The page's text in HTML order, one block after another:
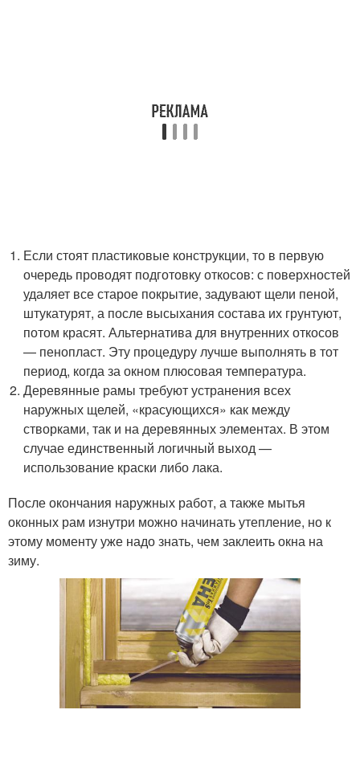
Если стоят пластиковые конструкции, то в первую
очередь проводят подготовку откосов: с поверхностей
удаляет все старое покрытие, задувают щели пеной,
штукатурят, а после высыхания состава их грунтуют,
потом красят. Альтернатива для внутренних откосов
— пенопласт. Эту процедуру лучше выполнять в тот
период, когда за окном плюсовая температура.
Деревянные рамы требуют устранения всех
наружных щелей, «красующихся» как между
створками, так и на деревянных элементах. В этом
случае единственный логичный выход —
использование краски либо лака.
После окончания наружных работ, а также мытья
оконных рам изнутри можно начинать утепление, но к
этому моменту уже надо знать, чем заклеить окна на
зиму.